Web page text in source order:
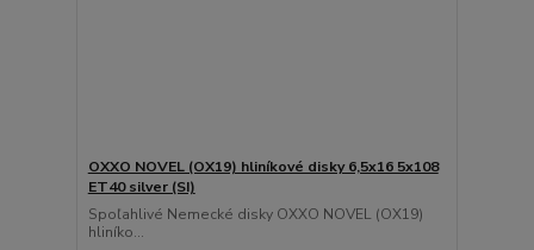
OXXO NOVEL (OX19) hliníkové disky 6,5x16 5x108
ET40 silver (SI)
Spoľahlivé Nemecké disky OXXO NOVEL (OX19)
hliníko...